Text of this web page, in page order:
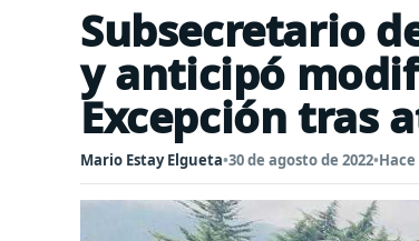
Subsecretario
y anticipó
Excepción tras
Mario Estay Elgueta•30 de agosto de 2022•